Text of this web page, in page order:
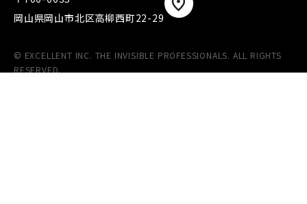
岡山県岡山市北区高柳西町22-29
© EXCELLENT INC. THE INVISIBLE PROFESSIONALS. ALL RIGHTS
RESERVED.